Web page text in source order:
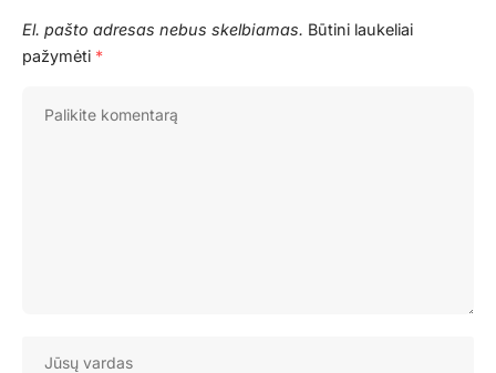
El. pašto adresas nebus skelbiamas. Būtini laukeliai
pažymėti *